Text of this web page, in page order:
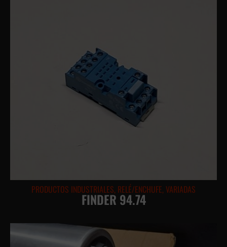
PRODUCTOS INDUSTRIALES, RELÉ/ENCHUFE, VARIADAS
FINDER 94.74